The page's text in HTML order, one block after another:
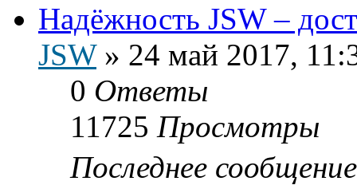
Надёжность JSW –
JSW» 24 май 2017,
0 Ответы
11725 Просмотры
Последнее